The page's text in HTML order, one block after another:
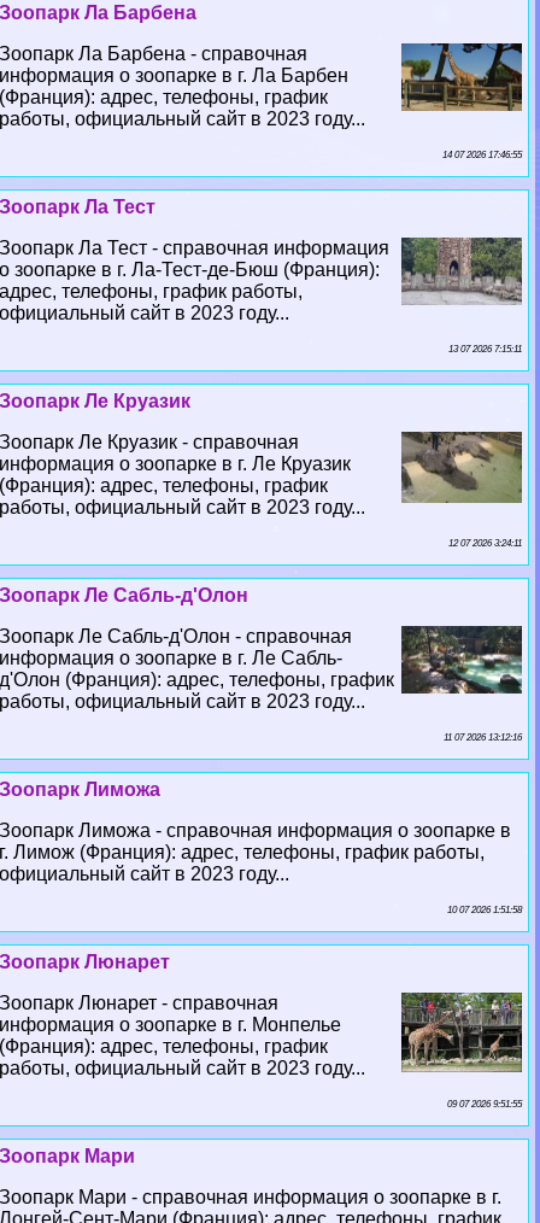
Зоопарк Ла Барбена
Зоопарк Ла Барбена - справочная
информация о зоопарке в г. Ла Барбен
(Франция): адрес, телефоны, график
работы, официальный сайт в 2023 году...
14 07 2026 17:46:55
Зоопарк Ла Тест
Зоопарк Ла Тест - справочная информация
о зоопарке в г. Ла-Тест-де-Бюш (Франция):
адрес, телефоны, график работы,
официальный сайт в 2023 году...
13 07 2026 7:15:11
Зоопарк Ле Круазик
Зоопарк Ле Круазик - справочная
информация о зоопарке в г. Ле Круазик
(Франция): адрес, телефоны, график
работы, официальный сайт в 2023 году...
12 07 2026 3:24:11
Зоопарк Ле Сабль-д'Олон
Зоопарк Ле Сабль-д'Олон - справочная
информация о зоопарке в г. Ле Сабль-
д'Олон (Франция): адрес, телефоны, график
работы, официальный сайт в 2023 году...
11 07 2026 13:12:16
Зоопарк Лиможа
Зоопарк Лиможа - справочная информация о зоопарке в
г. Лимож (Франция): адрес, телефоны, график работы,
официальный сайт в 2023 году...
10 07 2026 1:51:58
Зоопарк Люнарет
Зоопарк Люнарет - справочная
информация о зоопарке в г. Монпелье
(Франция): адрес, телефоны, график
работы, официальный сайт в 2023 году...
09 07 2026 9:51:55
Зоопарк Мари
Зоопарк Мари - справочная информация о зоопарке в г.
Лонгeй-Сент-Мари (Франция): адрес, телефоны, график